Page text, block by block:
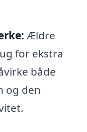
Ældre
for ekstra
både
og den